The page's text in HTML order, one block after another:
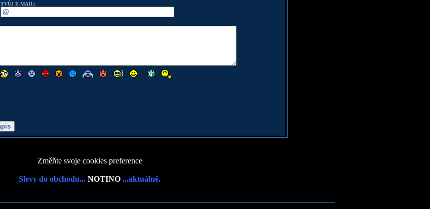
TVŮJ E-MAIL:
Změňte svoje cookies preference
Slevy do obchodu... NOTINO ...aktuálně.